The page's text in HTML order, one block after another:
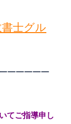
書士グル
てご指導申し